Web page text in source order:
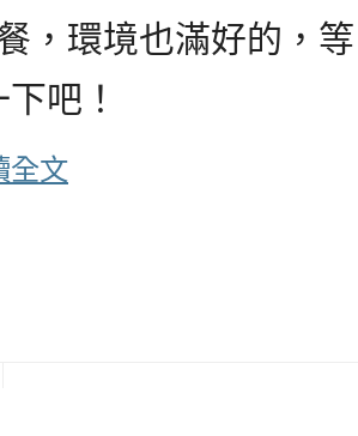
，環境也滿好的，
吧！
全文